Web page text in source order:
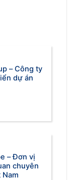
– Công ty
dự án
– Đơn vị
chuyên